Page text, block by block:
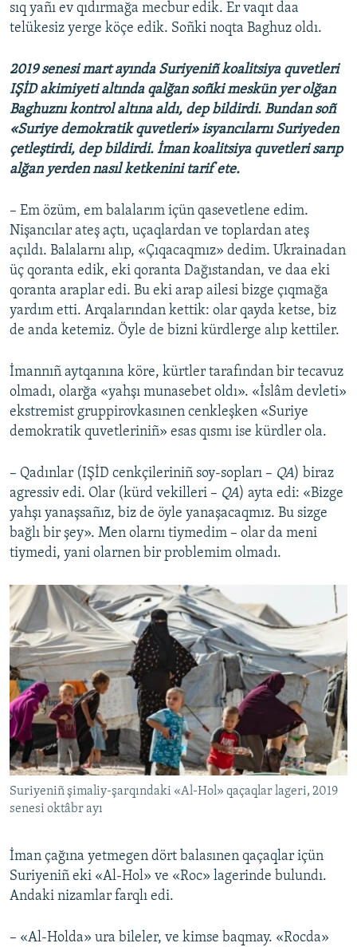
sıq yañı ev qıdırmağa mecbur edik. Er vaqıt daa
telükesiz yerge köçe edik. Soñki noqta Baghuz oldı.
2019 senesi mart ayında Suriyeniñ koalitsiya quvetleri
IŞİD akimiyeti altında qalğan soñki meskün yer olğan
Baghuznı kontrol altına aldı, dep bildirdi. Bundan soñ
«Suriye demokratik quvetleri» isyancılarnı Suriyeden
çetleştirdi, dep bildirdi. İman koalitsiya quvetleri sarıp
alğan yerden nasıl ketkenini tarif ete.
– Em özüm, em balalarım içün qasevetlene edim.
Nişancılar ateş açtı, uçaqlardan ve toplardan ateş
açıldı. Balalarnı alıp, «Çıqacaqmız» dedim. Ukrainadan
üç qoranta edik, eki qoranta Dağıstandan, ve daa eki
qoranta araplar edi. Bu eki arap ailesi bizge çıqmağa
yardım etti. Arqalarından kettik: olar qayda ketse, biz
de anda ketemiz. Öyle de bizni kürdlerge alıp kettiler.
İmannıñ aytqanına köre, kürtler tarafından bir tecavuz
olmadı, olarğa «yahşı munasebet oldı». «İslâm devleti»
ekstremist gruppirovkasınen cenkleşken «Suriye
demokratik quvetleriniñ» esas qısmı ise kürdler ola.
– Qadınlar (IŞİD cenkçileriniñ soy-sopları – QA) biraz
agressiv edi. Olar (kürd vekilleri – QA) ayta edi: «Bizge
yahşı yanaşsañız, biz de öyle yanaşacaqmız. Bu sizge
bağlı bir şey». Men olarnı tiymedim – olar da meni
tiymedi, yani olarnen bir problemim olmadı.
Suriyeniñ şimaliy-şarqındaki «Al-Hol» qaçaqlar lageri, 2019
senesi oktâbr ayı
İman çağına yetmegen dört balasınen qaçaqlar içün
Suriyeniñ eki «Al-Hol» ve «Roc» lagerinde bulundı.
Andaki nizamlar farqlı edi.
– «Al-Holda» ura bileler, ve kimse baqmay. «Rocda»